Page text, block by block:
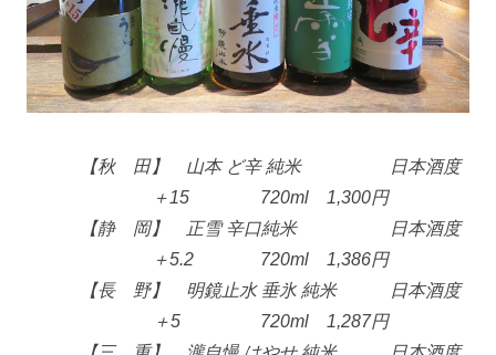
【秋 田】 山本 ど辛 純米 日本酒度
＋15 720ml 1,300円
【静 岡】 正雪 辛口純米 日本酒度
＋5.2 720ml 1,386円
【長 野】 明鏡止水 垂氷 純米 日本酒度
＋5 720ml 1,287円